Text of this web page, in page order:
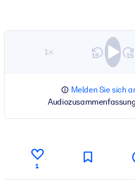
1×
Melden Sie sich
1